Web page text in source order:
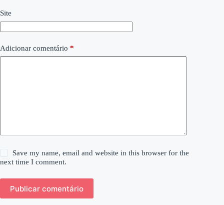
Site
Adicionar comentário *
Save my name, email and website in this browser for the
next time I comment.
Publicar comentário